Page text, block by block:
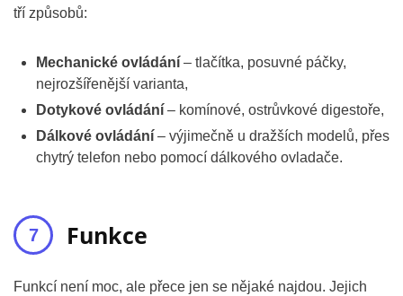
tří způsobů:
Mechanické ovládání – tlačítka, posuvné páčky,
nejrozšířenější varianta,
Dotykové ovládání – komínové, ostrůvkové digestoře,
Dálkové ovládání – výjimečně u dražších modelů, přes
chytrý telefon nebo pomocí dálkového ovladače.
Funkce
Funkcí není moc, ale přece jen se nějaké najdou. Jejich